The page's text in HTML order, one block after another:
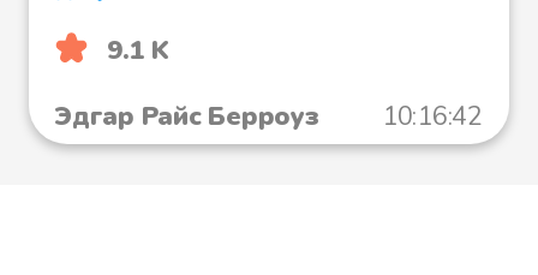
9.1 K
Эдгар Райс Берроуз
10:16:42